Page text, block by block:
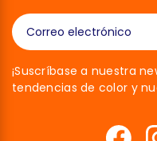
¡Suscríbase a nuestra
tendencias de color y